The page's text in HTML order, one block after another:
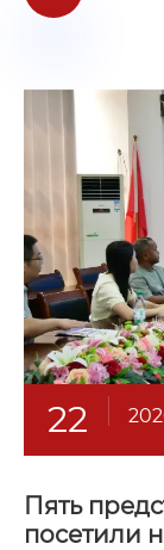
22
Пять
посетили